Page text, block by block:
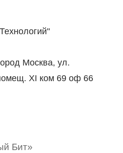
Москва, ул.
XI ком 69 оф 66
Бит»